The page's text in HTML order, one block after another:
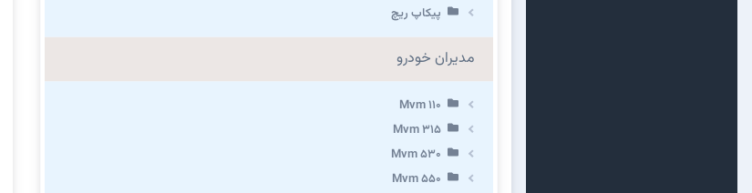
پیکاپ ریچ
مدیران خودرو
Mvm 110
Mvm 315
Mvm 530
Mvm 550